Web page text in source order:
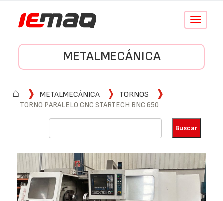
Conmutar
METALMECÁNICA
⌂ METALMECÁNICA
TORNOS
TORNO PARALELO CNC STARTECH BNC 650